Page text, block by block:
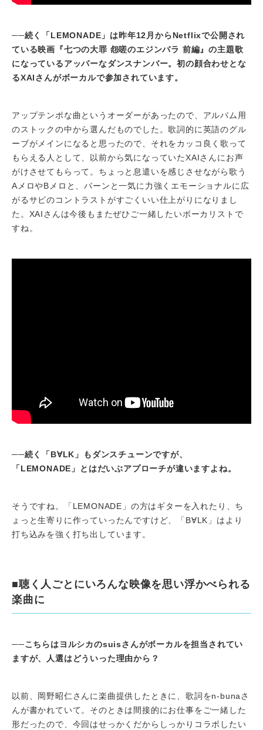
──続く「LEMONADE」は昨年12月からNetflixで公開され
ている映画『七つの大罪 怨嗟のエジンバラ 前編』の主題歌
になっているアッパーなダンスナンバー。初の顔合わせとな
るXAIさんがボーカルで参加されています。
アップテンポな曲というオーダーがあったので、アルバム用
のストックの中から選んだものでした。歌詞的に英語のグル
ーブがメインになると思ったので、それをカッコ良く歌って
もらえる人として、以前から気になっていたXAIさんにお声
がけさせてもらって。ちょっと息遣いを感じさせながら歌う
AメロやBメロと、バーンと一気に力強くエモーショナルに広
がるサビのコントラストがすごくいい仕上がりになりまし
た。XAIさんは今後もまたぜひご一緒したいボーカリストで
すね。
──続く「B∀LK」もダンスチューンですが、
「LEMONADE」とはだいぶアプローチが違いますよね。
そうですね。「LEMONADE」の方はギターを入れたり、ち
ょっと生寄りに作っていったんですけど、「B∀LK」はより
打ち込みを強く打ち出しています。
■聴く人ごとにいろんな映像を思い浮かべられる
楽曲に
──こちらはヨルシカのsuisさんがボーカルを担当されてい
ますが、人選はどういった理由から？
以前、岡野昭仁さんに楽曲提供したときに、歌詞をn-bunaさ
んが書かれていて。そのときは間接的にお仕事をご一緒した
形だったので、今回はせっかくだからしっかりコラボしたい